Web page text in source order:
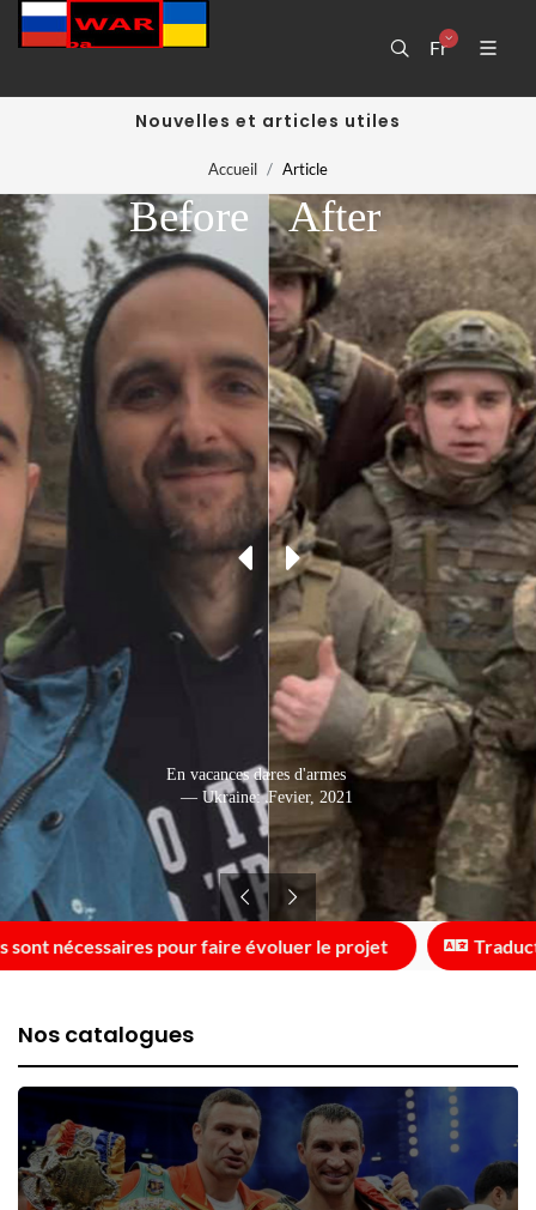
Fr
Nouvelles et articles utiles
Accueil Article
Avec ses frères d'armes
— Ukraine: Fevier, 2021
After
En vacances dans les Carpates
— Ukraine: Janvier, 2021
Before
nécessaires pour faire évoluer le projet
Nos catalogues